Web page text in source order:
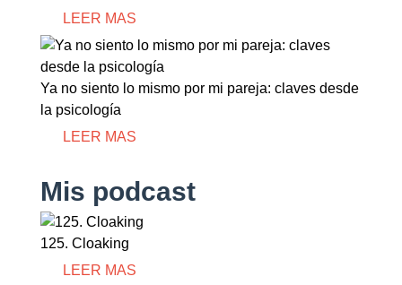
LEER MAS
Ya no siento lo mismo por mi pareja: claves desde
la psicología
LEER MAS
Mis podcast
125. Cloaking
LEER MAS